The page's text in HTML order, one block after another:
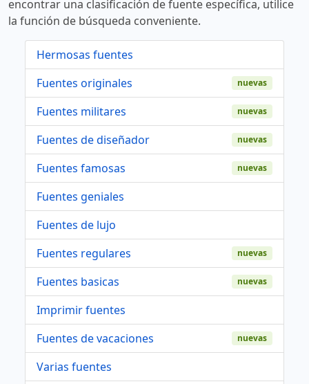
encontrar una clasificación de fuente específica, utilice
la función de búsqueda conveniente.
Hermosas fuentes
Fuentes originales
nuevas
Fuentes militares nuevas
Fuentes de diseñador nuevas
Fuentes famosas nuevas
Fuentes geniales
Fuentes de lujo
Fuentes regulares
nuevas
Fuentes basicas nuevas
Imprimir fuentes
Fuentes de vacaciones
nuevas
Varias fuentes